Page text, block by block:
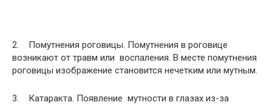
2. Помутнения роговицы. Помутнения в роговице
возникают от травм или воспаления. В месте помутнения
роговицы изображение становится нечетким или мутным.
3. Катаракта. Появление мутности в глазах из-за